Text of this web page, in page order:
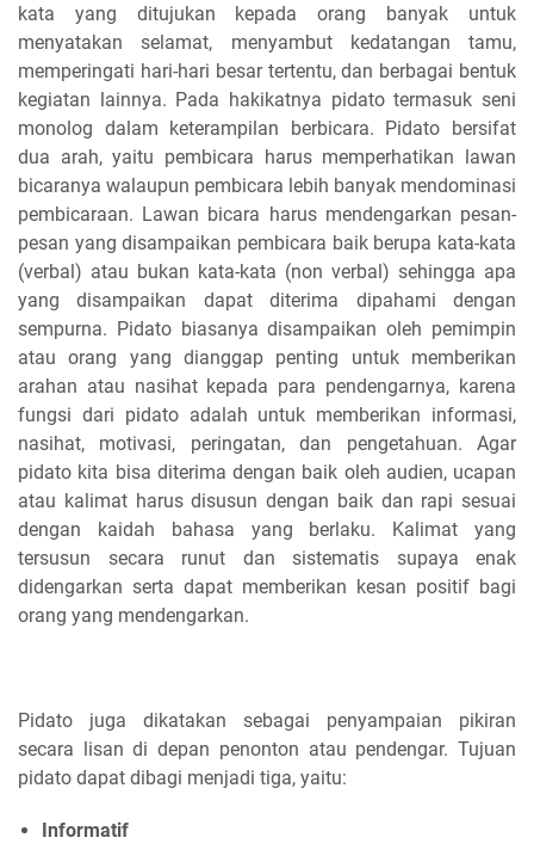
kata yang ditujukan kepada orang banyak untuk
menyatakan selamat, menyambut kedatangan tamu,
memperingati hari-hari besar tertentu, dan berbagai bentuk
kegiatan lainnya. Pada hakikatnya pidato termasuk seni
monolog dalam keterampilan berbicara. Pidato bersifat
dua arah, yaitu pembicara harus memperhatikan lawan
bicaranya walaupun pembicara lebih banyak mendominasi
pembicaraan. Lawan bicara harus mendengarkan pesan-
pesan yang disampaikan pembicara baik berupa kata-kata
(verbal) atau bukan kata-kata (non verbal) sehingga apa
yang disampaikan dapat diterima dipahami dengan
sempurna. Pidato biasanya disampaikan oleh pemimpin
atau orang yang dianggap penting untuk memberikan
arahan atau nasihat kepada para pendengarnya, karena
fungsi dari pidato adalah untuk memberikan informasi,
nasihat, motivasi, peringatan, dan pengetahuan. Agar
pidato kita bisa diterima dengan baik oleh audien, ucapan
atau kalimat harus disusun dengan baik dan rapi sesuai
dengan kaidah bahasa yang berlaku. Kalimat yang
tersusun secara runut dan sistematis supaya enak
didengarkan serta dapat memberikan kesan positif bagi
orang yang mendengarkan.
Pidato juga dikatakan sebagai penyampaian pikiran
secara lisan di depan penonton atau pendengar. Tujuan
pidato dapat dibagi menjadi tiga, yaitu:
Informatif